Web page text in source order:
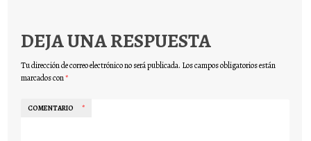
DEJA UNA RESPUESTA
Tu dirección de correo electrónico no será publicada. Los campos obligatorios están
marcados con*
COMENTARIO *